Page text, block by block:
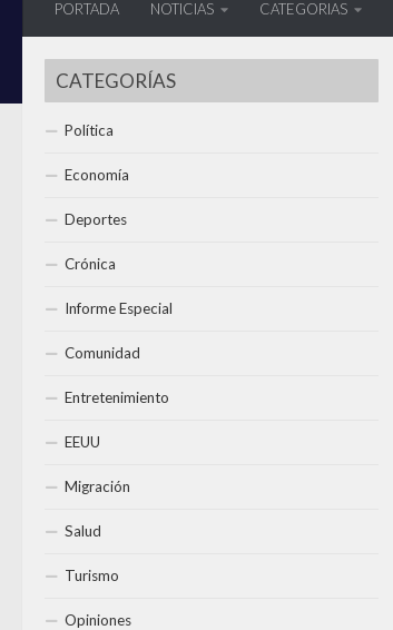
PORTADA NOTICIAS CATEGORIAS
CATEGORÍAS
Política
Economía
Deportes
Crónica
Informe Especial
Comunidad
Entretenimiento
EEUU
Migración
Salud
Turismo
Opiniones